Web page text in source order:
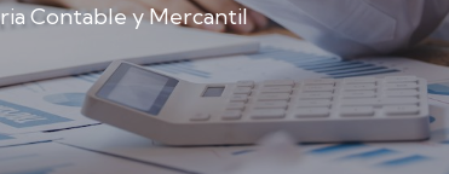
Contable y Mercantil